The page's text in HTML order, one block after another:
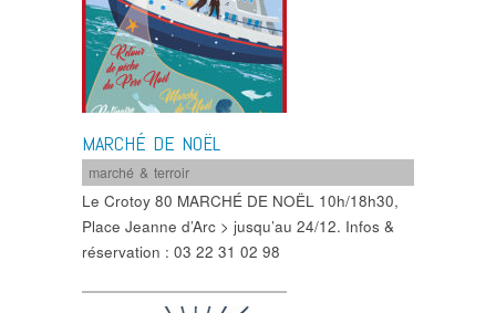
MARCHÉ DE NOËL
marché & terroir
Le Crotoy 80 MARCHÉ DE NOËL 10h/18h30,
Place Jeanne d’Arc > jusqu’au 24/12. Infos &
réservation : 03 22 31 02 98